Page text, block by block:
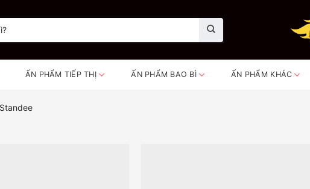
ẤN PHẨM TIẾP THỊ ẤN PHẨM BAO BÌ ẤN PHẨM KHÁC